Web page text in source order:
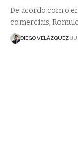
De acordo com o
comerciais,
DIEGO VELÁZQUEZ